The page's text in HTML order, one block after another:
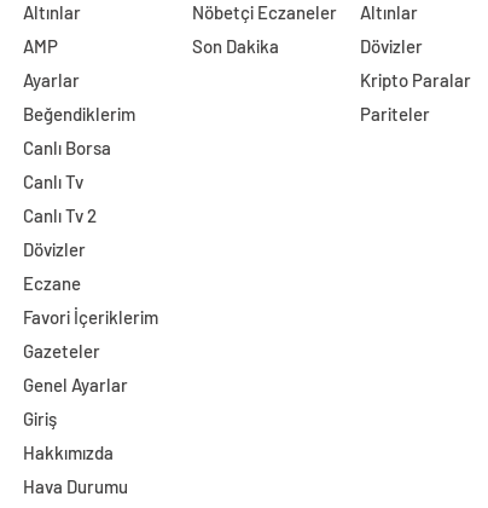
Altınlar
AMP
Ayarlar
Beğendiklerim
Canlı Borsa
Canlı Tv
Canlı Tv 2
Dövizler
Eczane
Favori İçeriklerim
Gazeteler
Genel Ayarlar
Giriş
Hakkımızda
Hava Durumu
Nöbetçi Eczaneler
Son Dakika
Altınlar
Dövizler
Kripto Paralar
Pariteler